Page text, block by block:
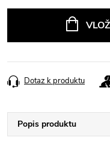
Dotaz k produktu
Popis produktu